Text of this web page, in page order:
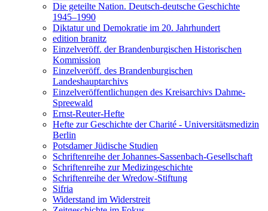
Die geteilte Nation. Deutsch-deutsche Geschichte
1945–1990
Diktatur und Demokratie im 20. Jahrhundert
edition branitz
Einzelveröff. der Brandenburgischen Historischen
Kommission
Einzelveröff. des Brandenburgischen
Landeshauptarchivs
Einzelveröffentlichungen des Kreisarchivs Dahme-
Spreewald
Ernst-Reuter-Hefte
Hefte zur Geschichte der Charité - Universitätsmedizin
Berlin
Potsdamer Jüdische Studien
Schriftenreihe der Johannes-Sassenbach-Gesellschaft
Schriftenreihe zur Medizingeschichte
Schriftenreihe der Wredow-Stiftung
Sifria
Widerstand im Widerstreit